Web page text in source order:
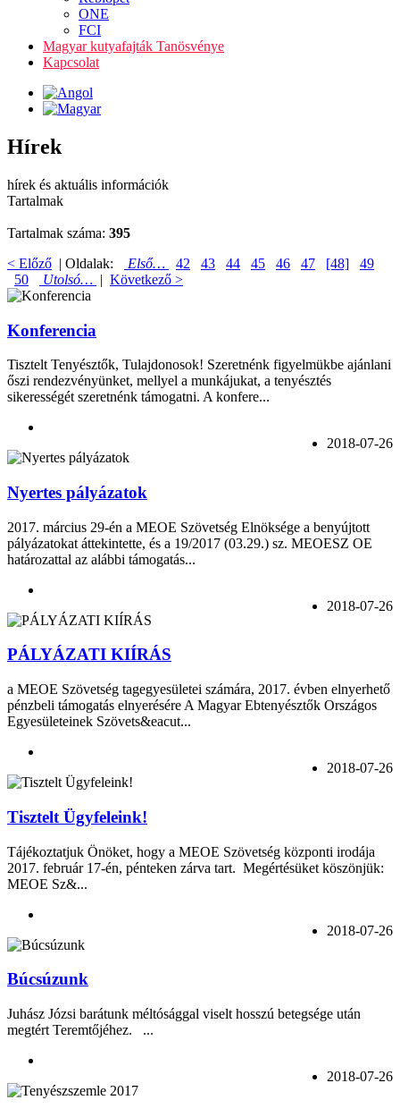
ONE
FCI
Magyar kutyafajták Tanösvénye
Kapcsolat
Hírek
hírek és aktuális információk
Tartalmak
Tartalmak száma: 395
< Előző | Oldalak: Első… 42 43 44 45 46 47 [48]
49
50
Utolsó… | Következő >
Konferencia
Tisztelt Tenyésztők, Tulajdonosok! Szeretnénk figyelmükbe ajánlani
őszi rendezvényünket, mellyel a munkájukat, a tenyésztés
sikerességét szeretnénk támogatni. A konfere...
2018-07-26
Nyertes pályázatok
2017. március 29-én a MEOE Szövetség Elnöksége a benyújtott
pályázatokat áttekintette, és a 19/2017 (03.29.) sz. MEOESZ OE
határozattal az alábbi támogatás...
2018-07-26
PÁLYÁZATI KIÍRÁS
a MEOE Szövetség tagegyesületei számára, 2017. évben elnyerhető
pénzbeli támogatás elnyerésére A Magyar Ebtenyésztők Országos
Egyesületeinek Szövets&eacut...
2018-07-26
Tisztelt Ügyfeleink!
Tájékoztatjuk Önöket, hogy a MEOE Szövetség központi irodája
2017. február 17-én, pénteken zárva tart. Megértésüket köszönjük:
MEOE Sz&...
2018-07-26
Búcsúzunk
Juhász Józsi barátunk méltósággal viselt hosszú betegsége után
megtért Teremtőjéhez. ...
2018-07-26